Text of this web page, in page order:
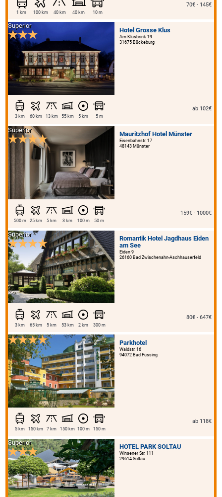
1 km 100 km 40 km 40 km 10 m
70€ - 145€
Hotel Grosse Klus
Am Klusbrink 19
31675 Bückeburg
Superior
3 km 60 km 13 km 55 km 5 km 5 m
ab 102€
Mauritzhof Hotel Münster
Eisenbahnstr. 17
48143 Münster
Superior
500 m 25 km 5 km 3 km 100 m 50 m
159€ - 1000€
Romantik Hotel Jagdhaus Eiden
am See
Eiden 9
26160 Bad Zwischenahn-Aschhauserfeld
Superior
3 km 65 km 5 km 53 km 2 km 300 m
80€ - 647€
Parkhotel
Waldstr. 16
94072 Bad Füssing
5 km 150 km 7 km 150 km 100 m 150 m
ab 118€
HOTEL PARK SOLTAU
Winsener Str. 111
29614 Soltau
Superior